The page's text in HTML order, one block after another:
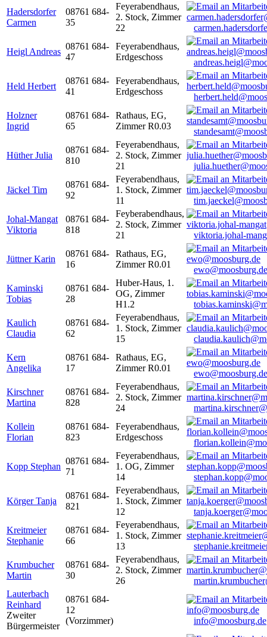
Hadersdorfer
Carmen
08761 684-
35
Feyerabendhaus,
2. Stock, Zimmer
22
Heigl Andreas
08761 684-
47
Feyerabendhaus,
Erdgeschoss
Held Herbert
08761 684-
41
Feyerabendhaus,
Erdgeschoss
Holzner
Ingrid
08761 684-
65
Rathaus, EG,
Zimmer R0.03
Hüther Julia
08761 684-
810
Feyerabendhaus,
2. Stock, Zimmer
21
Jäckel Tim
08761 684-
92
Feyerabendhaus,
1. Stock, Zimmer
11
Johal-Mangat
Viktoria
08761 684-
818
Feyberabendhaus,
2. Stock, Zimmer
21
viktoria.johal-
Jüttner Karin
08761 684-
16
Rathaus, EG,
Zimmer R0.01
ewo@moosburg.de
Kaminski
Tobias
08761 684-
28
Huber-Haus, 1.
OG, Zimmer
H1.2
Kaulich
Claudia
08761 684-
62
Feyerabendhaus,
1. Stock, Zimmer
15
Kern
Angelika
08761 684-
17
Rathaus, EG,
Zimmer R0.01
ewo@moosburg.de
Kirschner
Martina
08761 684-
828
Feyerabendhaus,
2. Stock, Zimmer
24
Kollein
Florian
08761 684-
823
Feyerabendhaus,
Erdgeschoss
Kopp Stephan
08761 684-
71
Feyerabendhaus,
1. OG, Zimmer
14
Körger Tanja
08761 684-
821
Feyerabendhaus,
1. Stock, Zimmer
12
Kreitmeier
Stephanie
08761 684-
66
Feyerabendhaus,
1. Stock, Zimmer
13
Krumbucher
Martin
08761 684-
30
Feyerabendhaus,
2. Stock, Zimmer
26
Lauterbach
Reinhard
Zweiter
Bürgermeister
08761 684-
12
(Vorzimmer)
info@moosburg.de